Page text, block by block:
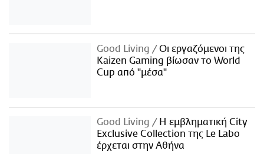
Good Living
Οι εργαζόμενοι της
Kaizen Gaming βίωσαν το World
Cup από "μέσα"
Good Living
Η εμβληματική City
Exclusive Collection της Le Labo
έρχεται στην Αθήνα